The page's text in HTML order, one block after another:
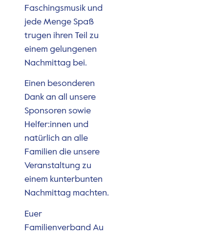
Faschingsmusik und
jede Menge Spaß
trugen ihren Teil zu
einem gelungenen
Nachmittag bei.
Einen besonderen
Dank an all unsere
Sponsoren sowie
Helfer:innen und
natürlich an alle
Familien die unsere
Veranstaltung zu
einem kunterbunten
Nachmittag machten.
Euer
Familienverband Au